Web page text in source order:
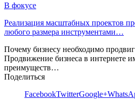
В фокусе
Реализация масштабных проектов
любого размера инструментами…
Почему бизнесу необходимо
Продвижение бизнеса в интернете
преимуществ…
Поделиться
FacebookTwitterGoogle+